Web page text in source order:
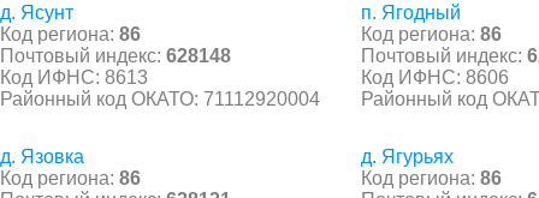
д. Ясунт
Код региона: 86
Почтовый индекс: 628148
Код ИФНС: 8613
Районный код ОКАТО: 71112920004
п. Ягодный
Код региона: 86
Почтовый индекс:
Код ИФНС: 8606
Районный код
д. Язовка
Код региона: 86
д. Ягурьях
Код региона: 86